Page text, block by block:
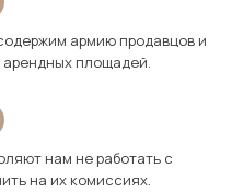
армию продавцов и
площадей.
нам не работать с
на их комиссиях.